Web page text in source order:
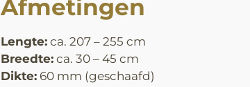
Afmetingen
Lengte: ca. 207 – 255 cm
Breedte: ca. 30 – 45 cm
Dikte: 60 mm (geschaafd)